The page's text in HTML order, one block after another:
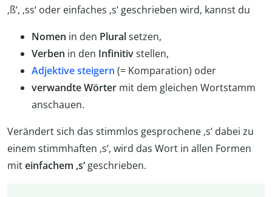
‚ß‘, ‚ss‘ oder einfaches ‚s‘ geschrieben wird, kannst du
Nomen in den Pluralsetzen,
Verben in den Infinitivstellen,
Adjektive steigern (= Komparation) oder
verwandte Wörter mit dem gleichen Wortstamm
anschauen.
Verändert sich das stimmlos gesprochene ‚s‘ dabei zu
einem stimmhaften ‚s‘, wird das Wort in allen Formen
miteinfachem ‚s‘ geschrieben.